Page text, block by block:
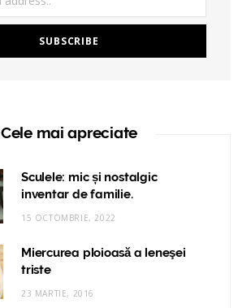
Cele mai apreciate
Sculele: mic și nostalgic
inventar de familie.
15 OCTOMBRIE, 2022
Miercurea ploioasă a leneşei
triste
23 MARTIE, 2016